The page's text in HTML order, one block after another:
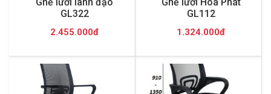
GL322
2.455.000đ
GL112
1.324.000đ